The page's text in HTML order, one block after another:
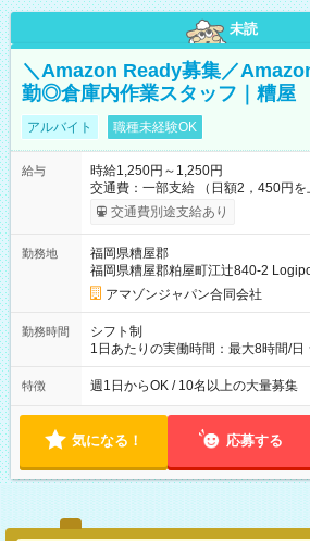
未読
＼Amazon Ready募集／
勤◎倉庫内作業スタッフ｜糟屋
アルバイト 職種未経験OK
給与
時給1,250円～1,250円
交通費：一部支給 （日額2，450円
実費支給） ※22:00～翌5:00までは時給25%UP！ ■給与前払い
制度あり ※前払い額の上限あり、手
交通費別途支給あり
勤務地
福岡県糟屋郡
福岡県糟屋郡粕屋町江辻840-2
アマゾンジャパン合同会社
勤務時間
シフト制
1日あたりの実働時間：最大8時間/日
社後、就業可能シフトをご確認の上
特徴 週1日からOK / 10名以上の大量募集
気になる！ 応募する